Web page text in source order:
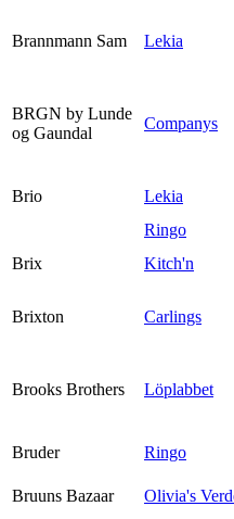
Brannmann Sam Lekia
BRGN by Lunde
og Gaundal
Companys
Brio
Lekia
Ringo
Brix
Kitch'n
Brixton Carlings
Brooks Brothers Löplabbet
Bruder
Ringo
Bruuns Bazaar
Olivia's